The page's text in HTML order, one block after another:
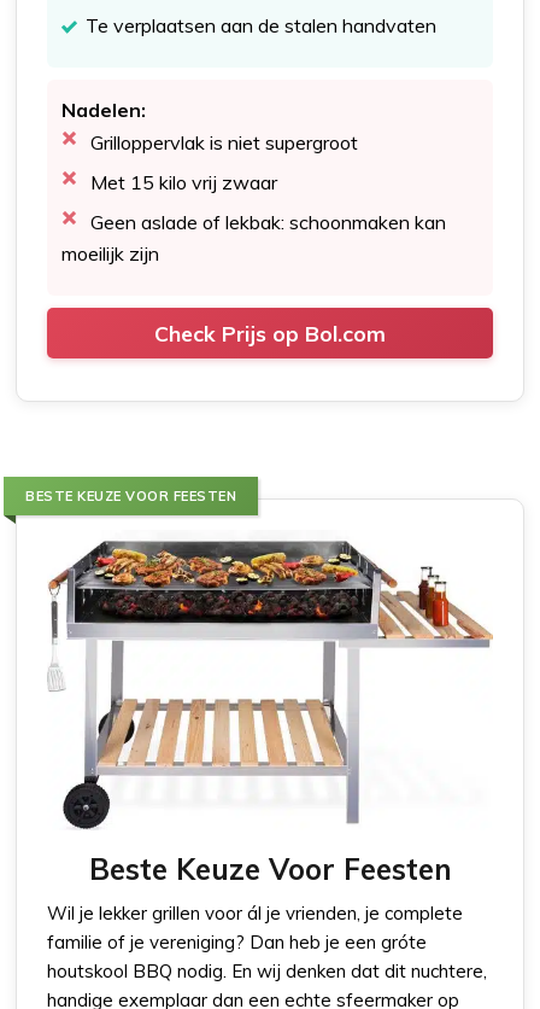
Te verplaatsen aan de stalen handvaten
Nadelen:
Grilloppervlak is niet supergroot
Met 15 kilo vrij zwaar
Geen aslade of lekbak: schoonmaken kan
moeilijk zijn
Check Prijs op Bol.com
BESTE KEUZE VOOR FEESTEN
Beste Keuze Voor Feesten
Wil je lekker grillen voor ál je vrienden, je complete
familie of je vereniging? Dan heb je een gróte
houtskool BBQ nodig. En wij denken dat dit nuchtere,
handige exemplaar dan een echte sfeermaker op